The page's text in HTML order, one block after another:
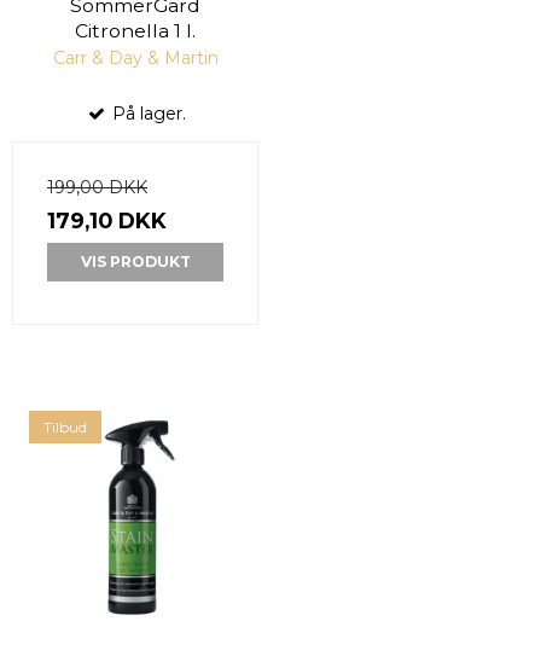
SommerGard
Citronella 1 l.
Carr & Day & Martin
På lager.
199,00 DKK
179,10 DKK
VIS PRODUKT
Tilbud